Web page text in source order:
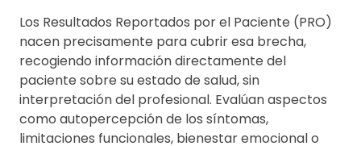
Los Resultados Reportados por el Paciente (PRO)
nacen precisamente para cubrir esa brecha,
recogiendo información directamente del
paciente sobre su estado de salud, sin
interpretación del profesional. Evalúan aspectos
como autopercepción de los síntomas,
limitaciones funcionales, bienestar emocional o